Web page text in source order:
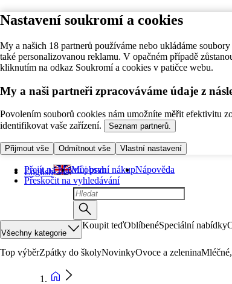
Nastavení soukromí a cookies
My a našich 18 partnerů používáme nebo ukládáme
také personalizovanou reklamu. V opačném případě
kliknutím na odkaz Soukromí a cookies v patičce webu.
My a naši partneři zpracováváme údaje z
Povolením souborů cookies nám umožníte měřit efektivitu
identifikovat vaše zařízení.
Seznam partnerů.
Přijmout vše Odmítnout vše Vlastní nastavení
Přejít na hlavní obsah
Přeskočit na vyhledávání
English Můj první nákupNápověda
Všechny kategorie
Koupit teďOblíbenéSpeciální nabídky
Top výběrZpátky do školyNovinkyOvoce a zelenina